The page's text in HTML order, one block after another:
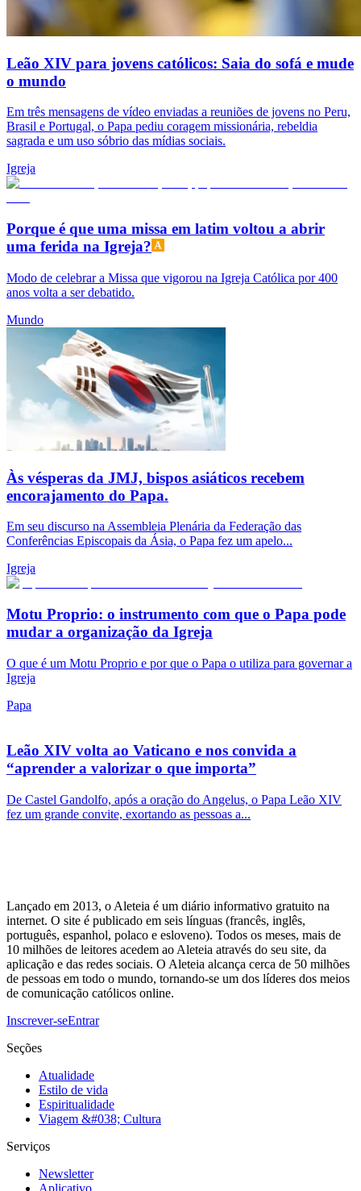
Leão XIV para jovens católicos: Saia do sofá e mude
o mundo
Em três mensagens de vídeo enviadas a reuniões de jovens no Peru,
Brasil e Portugal, o Papa pediu coragem missionária, rebeldia
sagrada e um uso sóbrio das mídias sociais.
Igreja
Porque é que uma missa em latim voltou a abrir
uma ferida na Igreja?
Modo de celebrar a Missa que vigorou na Igreja Católica por 400
anos volta a ser debatido.
Mundo
Às vésperas da JMJ, bispos asiáticos recebem
encorajamento do Papa.
Em seu discurso na Assembleia Plenária da Federação das
Conferências Episcopais da Ásia, o Papa fez um apelo...
Igreja
Motu Proprio: o instrumento com que o Papa pode
mudar a organização da Igreja
O que é um Motu Proprio e por que o Papa o utiliza para governar a
Igreja
Papa
Leão XIV volta ao Vaticano e nos convida a
“aprender a valorizar o que importa”
De Castel Gandolfo, após a oração do Angelus, o Papa Leão XIV
fez um grande convite, exortando as pessoas a...
Lançado em 2013, o Aleteia é um diário informativo gratuito na
internet. O site é publicado em seis línguas (francês, inglês,
português, espanhol, polaco e esloveno). Todos os meses, mais de
10 milhões de leitores acedem ao Aleteia através do seu site, da
aplicação e das redes sociais. O Aleteia alcança cerca de 50 milhões
de pessoas em todo o mundo, tornando-se um dos líderes dos meios
de comunicação católicos online.
Inscrever-seEntrar
Seções
Atualidade
Estilo de vida
Espiritualidade
Viagem &#038; Cultura
Serviços
Newsletter